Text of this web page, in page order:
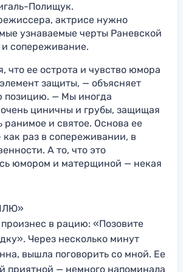
Полищук.
актрисе нужно
узнаваемые черты Раневской
и сопереживание.
что ее острота и чувство юмора
защиты, — объясняет
позицию. — Мы иногда
циничны и грубы, защищая
ранимое и святое. Основа ее
как раз в сопереживании, в
А то, что это
юмором и матерщиной — некая
в рацию: «Позовите
Через несколько минут
вышла поговорить со мной. Ее
приятной — немного напоминала